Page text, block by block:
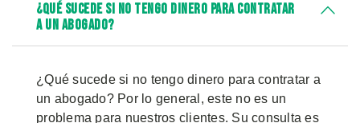
¿Qué Sucede Si No Tengo Dinero Para Contratar
a Un Abogado?
¿Qué sucede si no tengo dinero para contratar a
un abogado? Por lo general, este no es un
problema para nuestros clientes. Su consulta es